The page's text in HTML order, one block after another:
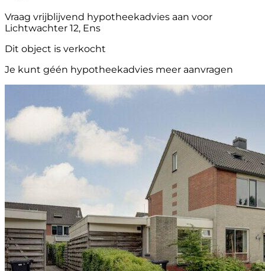
Vraag vrijblijvend hypotheekadvies aan voor
Lichtwachter 12, Ens
Dit object is verkocht
Je kunt géén hypotheekadvies meer aanvragen